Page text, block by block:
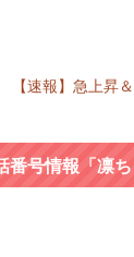
【速報】急上昇
号情報「凛